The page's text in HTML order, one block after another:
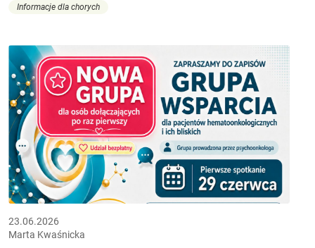
Informacje dla chorych
23.06.2026
Marta Kwaśnicka